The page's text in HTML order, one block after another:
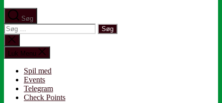
Søg
Søg
efter:
Luk
søgning
Luk Menu
Spil med
Events
Telegram
Check Points